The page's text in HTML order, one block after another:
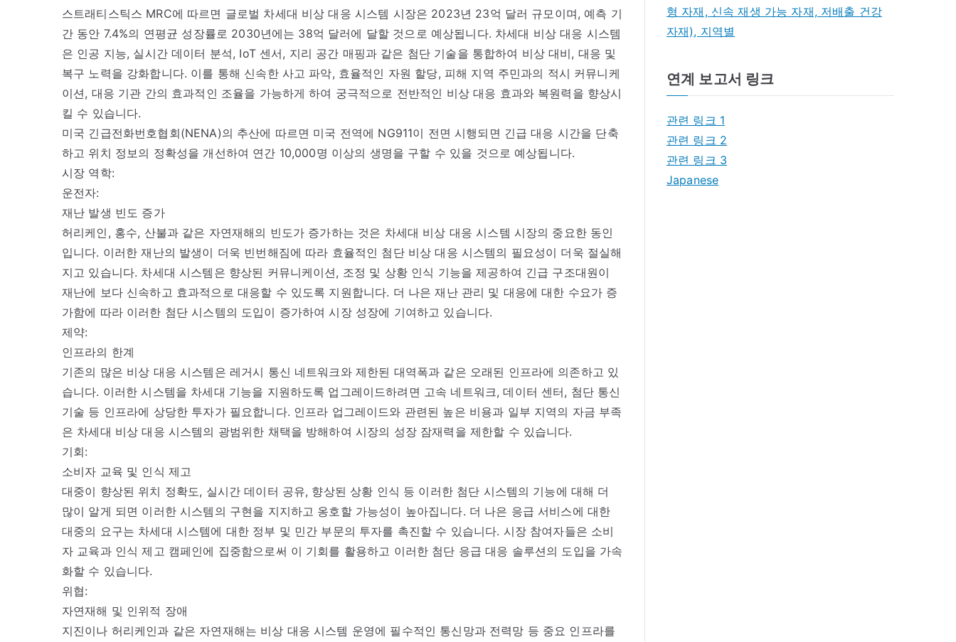
스트래티스틱스 MRC에 따르면 글로벌 차세대 비상 대응 시스템 시장은 2023년 23억 달러 규모이며, 예측 기
간 동안 7.4%의 연평균 성장률로 2030년에는 38억 달러에 달할 것으로 예상됩니다. 차세대 비상 대응 시스템
은 인공 지능, 실시간 데이터 분석, IoT 센서, 지리 공간 매핑과 같은 첨단 기술을 통합하여 비상 대비, 대응 및
복구 노력을 강화합니다. 이를 통해 신속한 사고 파악, 효율적인 자원 할당, 피해 지역 주민과의 적시 커뮤니케
이션, 대응 기관 간의 효과적인 조율을 가능하게 하여 궁극적으로 전반적인 비상 대응 효과와 복원력을 향상시
킬 수 있습니다.
미국 긴급전화번호협회(NENA)의 추산에 따르면 미국 전역에 NG911이 전면 시행되면 긴급 대응 시간을 단축
하고 위치 정보의 정확성을 개선하여 연간 10,000명 이상의 생명을 구할 수 있을 것으로 예상됩니다.
시장 역학:
운전자:
재난 발생 빈도 증가
허리케인, 홍수, 산불과 같은 자연재해의 빈도가 증가하는 것은 차세대 비상 대응 시스템 시장의 중요한 동인
입니다. 이러한 재난의 발생이 더욱 빈번해짐에 따라 효율적인 첨단 비상 대응 시스템의 필요성이 더욱 절실해
지고 있습니다. 차세대 시스템은 향상된 커뮤니케이션, 조정 및 상황 인식 기능을 제공하여 긴급 구조대원이
재난에 보다 신속하고 효과적으로 대응할 수 있도록 지원합니다. 더 나은 재난 관리 및 대응에 대한 수요가 증
가함에 따라 이러한 첨단 시스템의 도입이 증가하여 시장 성장에 기여하고 있습니다.
제약:
인프라의 한계
기존의 많은 비상 대응 시스템은 레거시 통신 네트워크와 제한된 대역폭과 같은 오래된 인프라에 의존하고 있
습니다. 이러한 시스템을 차세대 기능을 지원하도록 업그레이드하려면 고속 네트워크, 데이터 센터, 첨단 통신
기술 등 인프라에 상당한 투자가 필요합니다. 인프라 업그레이드와 관련된 높은 비용과 일부 지역의 자금 부족
은 차세대 비상 대응 시스템의 광범위한 채택을 방해하여 시장의 성장 잠재력을 제한할 수 있습니다.
기회:
소비자 교육 및 인식 제고
대중이 향상된 위치 정확도, 실시간 데이터 공유, 향상된 상황 인식 등 이러한 첨단 시스템의 기능에 대해 더
많이 알게 되면 이러한 시스템의 구현을 지지하고 옹호할 가능성이 높아집니다. 더 나은 응급 서비스에 대한
대중의 요구는 차세대 시스템에 대한 정부 및 민간 부문의 투자를 촉진할 수 있습니다. 시장 참여자들은 소비
자 교육과 인식 제고 캠페인에 집중함으로써 이 기회를 활용하고 이러한 첨단 응급 대응 솔루션의 도입을 가속
화할 수 있습니다.
위협:
자연재해 및 인위적 장애
지진이나 허리케인과 같은 자연재해는 비상 대응 시스템 운영에 필수적인 통신망과 전력망 등 중요 인프라를
형 자재, 신속 재생 가능 자재, 저배출 건강
자재), 지역별
연계 보고서 링크
관련 링크 1
관련 링크 2
관련 링크 3
Japanese